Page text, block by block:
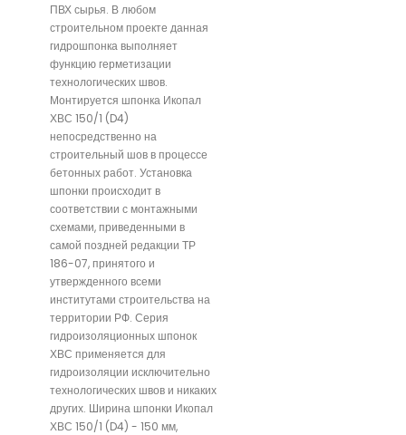
ПВХ сырья. В любом
строительном проекте данная
гидрошпонка выполняет
функцию герметизации
технологических швов.
Монтируется шпонка Икопал
ХВС 150/1 (D4)
непосредственно на
строительный шов в процессе
бетонных работ. Установка
шпонки происходит в
соответствии с монтажными
схемами, приведенными в
самой поздней редакции ТР
186-07, принятого и
утвержденного всеми
институтами строительства на
территории РФ. Серия
гидроизоляционных шпонок
ХВС применяется для
гидроизоляции исключительно
технологических швов и никаких
других. Ширина шпонки Икопал
ХВС 150/1 (D4) - 150 мм,